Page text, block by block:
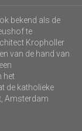
bekend als de
te
Kropholler
van de hand van
het
de katholieke
Amsterdam